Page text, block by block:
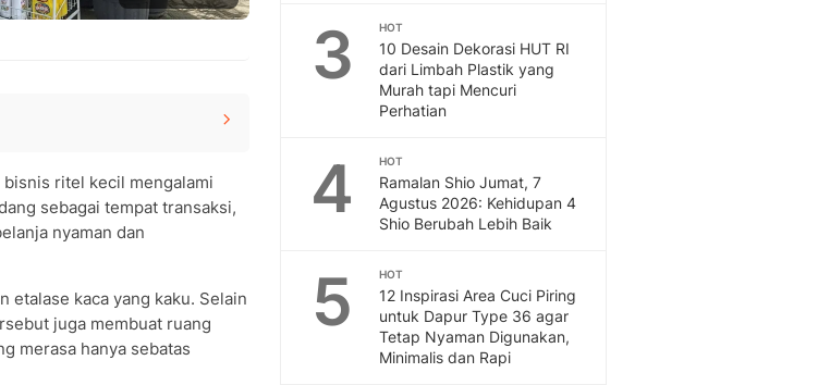
Instan)
ritel kecil mengalami
sebagai tempat transaksi,
nyaman dan
etalase kaca yang kaku. Selain
juga membuat ruang
merasa hanya sebatas
3 HOT
10 Desain Dekorasi HUT RI
dari Limbah Plastik yang
Murah tapi Mencuri
Perhatian
4 HOT
Ramalan Shio Jumat, 7
Agustus 2026: Kehidupan 4
Shio Berubah Lebih Baik
5 HOT
12 Inspirasi Area Cuci Piring
untuk Dapur Type 36 agar
Tetap Nyaman Digunakan,
Minimalis dan Rapi